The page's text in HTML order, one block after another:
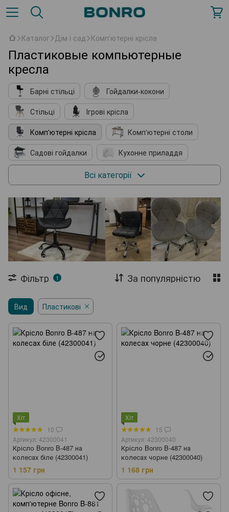
Каталог Дім і сад Комп'ютерні крісла
Пластиковые компьютерные
кресла
Барні стільці
Гойдалки-кокони
Стільці
Ігрові крісла
Комп'ютерні крісла
Комп'ютерні столи
Садові гойдалки
Кухонне приладдя
Косметичні столики
Комплектуючі до меблів
Садові павільйони
Садові парасолі
Шезлонги
Складані меблі
Столи
Журнальні столи
Стелажі
Сушарки для одягу
Теплиці та парники
Всі категорії
Фільтр 1 За популярністю
Вид Пластикові
Хіт
10
Артикул: 42300041
Крісло Bonro B-487 на
колесах біле (42300041)
1 157 грн
Хіт
15
Артикул: 42300040
Крісло Bonro B-487 на
колесах чорне (42300040)
1 168 грн